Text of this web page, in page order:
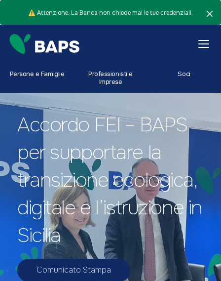
⚠️ Attenzione: La Banca non chiede mai le tue credenziali.
Persone e Famiglie
Professionisti e
Imprese
Soci
Accordo FEI – BAPS
per supportare la
transizione ecologica,
digitale e l’istruzione in
Sicilia
Comunicato Stampa